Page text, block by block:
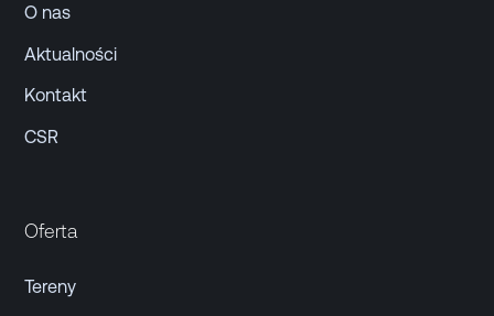
O nas
Aktualności
Kontakt
CSR
Oferta
Tereny